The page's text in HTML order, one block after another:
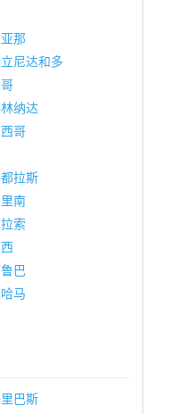
那
尼达和多
纳达
哥
拉斯
南
索
巴
马
巴斯